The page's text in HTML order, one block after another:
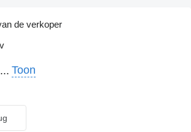
de verkoper
Toon